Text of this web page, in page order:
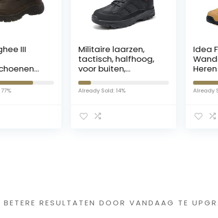
III
Militaire laarzen,
tactisch, halfhoog,
voor buiten,
wandellaarzen,
veters, met
ritssluiting aan de
woestijnlaarzen,
Already Sold: 14%
Idea
Heren
Outdoor
Already Sold:
RESULTATEN DOOR VANDAAG TE